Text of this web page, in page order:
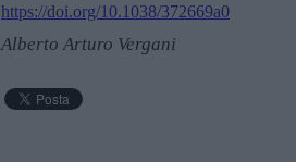
https://doi.org/10.1038/372669a0
Alberto Arturo Vergani